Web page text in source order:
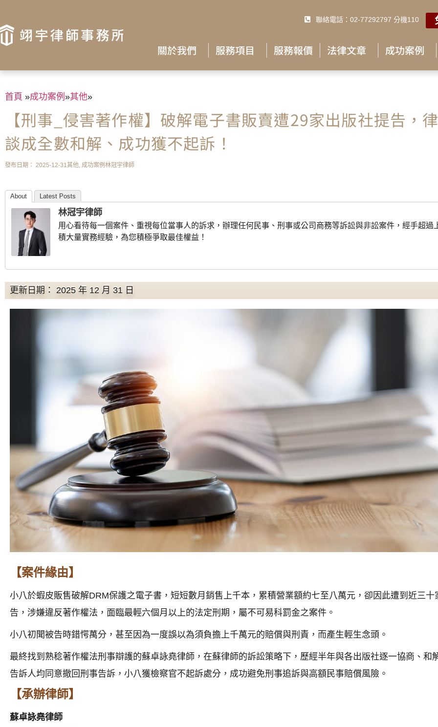
聯絡電話：02-77292797 分機110
關於我們 服務項目 服務報價 法律文章 成功案例
首頁 »成功案例 »其他»
【刑事_侵害著作權】破解電子書販賣遭29家出版社提告，
談成全數和解、成功獲不起訴！
發布日期： 2025-12-31其他, 成功案例 林冠宇律師
About Latest Posts
林冠宇律師
用心看待每一個案件、重視每位當事人的訴求，辦理任何民事、刑事或公司商務等訴訟與非訟案件，經手超過
積大量實務經驗，為您積極爭取最佳權益！
更新日期： 2025 年 12 月 31 日
【案件緣由】
小八於蝦皮販售破解DRM保護之電子書，短短數月銷售上千本，累積營業額約七至八萬元，卻因此遭到近三十
告，涉嫌違反著作權法，面臨最輕六個月以上的法定刑期，屬不可易科罰金之案件。
小八初聞被告時錯愕萬分，甚至因為一度誤以為須負擔上千萬元的賠償與刑責，而產生輕生念頭。
最終找到熟稔著作權法刑事辯護的蘇卓詠堯律師，在蘇律師的訴訟策略下，歷經半年與各出版社逐一協商、和
告訴人均同意撤回刑事告訴，小八獲檢察官不起訴處分，成功避免刑事追訴與高額民事賠償風險。
【承辦律師】
蘇卓詠堯律師